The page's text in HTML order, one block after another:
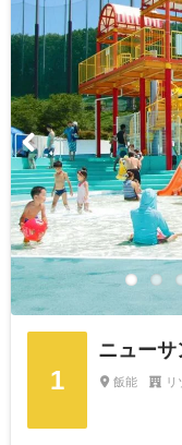
1
ニュー
飯能